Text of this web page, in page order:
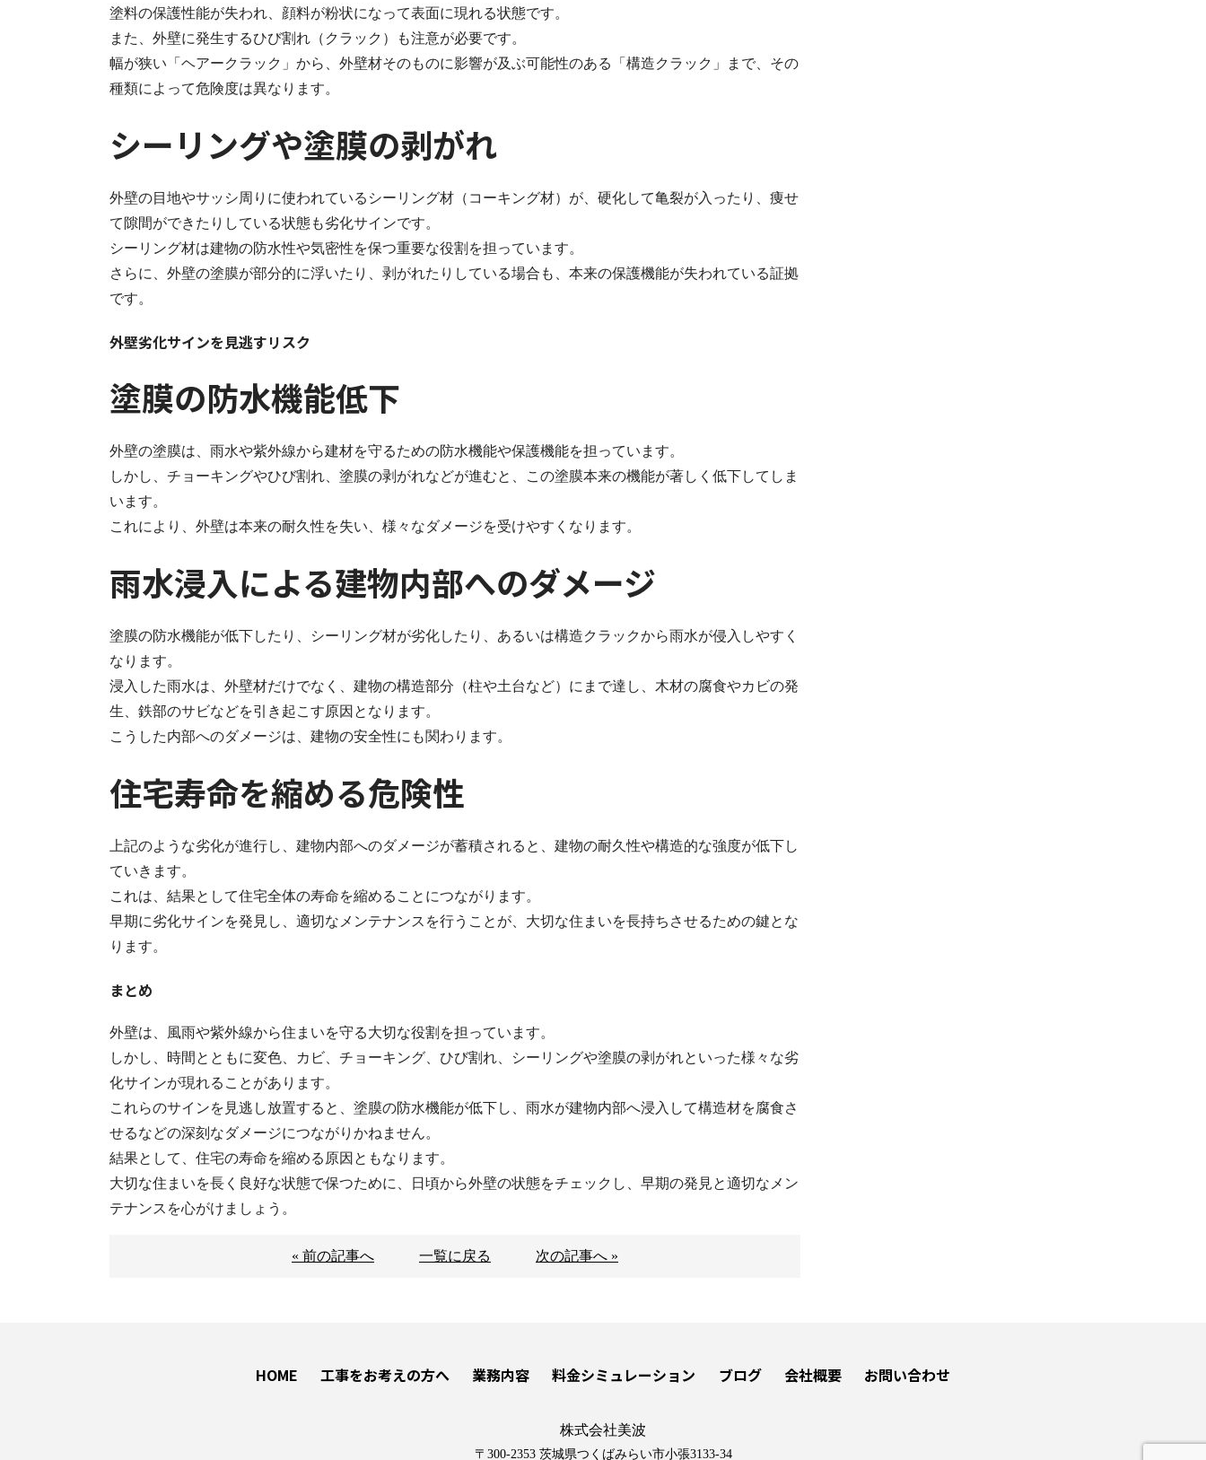
塗料の保護性能が失われ、顔料が粉状になって表面に現れる状態です。
また、外壁に発生するひび割れ（クラック）も注意が必要です。
幅が狭い「ヘアークラック」から、外壁材そのものに影響が及ぶ可能性のある「構造クラック」まで、その
種類によって危険度は異なります。
シーリングや塗膜の剥がれ
外壁の目地やサッシ周りに使われているシーリング材（コーキング材）が、硬化して亀裂が入ったり、痩せ
て隙間ができたりしている状態も劣化サインです。
シーリング材は建物の防水性や気密性を保つ重要な役割を担っています。
さらに、外壁の塗膜が部分的に浮いたり、剥がれたりしている場合も、本来の保護機能が失われている証拠
です。
外壁劣化サインを見逃すリスク
塗膜の防水機能低下
外壁の塗膜は、雨水や紫外線から建材を守るための防水機能や保護機能を担っています。
しかし、チョーキングやひび割れ、塗膜の剥がれなどが進むと、この塗膜本来の機能が著しく低下してしま
います。
これにより、外壁は本来の耐久性を失い、様々なダメージを受けやすくなります。
雨水浸入による建物内部へのダメージ
塗膜の防水機能が低下したり、シーリング材が劣化したり、あるいは構造クラックから雨水が侵入しやすく
なります。
浸入した雨水は、外壁材だけでなく、建物の構造部分（柱や土台など）にまで達し、木材の腐食やカビの発
生、鉄部のサビなどを引き起こす原因となります。
こうした内部へのダメージは、建物の安全性にも関わります。
住宅寿命を縮める危険性
上記のような劣化が進行し、建物内部へのダメージが蓄積されると、建物の耐久性や構造的な強度が低下し
ていきます。
これは、結果として住宅全体の寿命を縮めることにつながります。
早期に劣化サインを発見し、適切なメンテナンスを行うことが、大切な住まいを長持ちさせるための鍵とな
ります。
まとめ
外壁は、風雨や紫外線から住まいを守る大切な役割を担っています。
しかし、時間とともに変色、カビ、チョーキング、ひび割れ、シーリングや塗膜の剥がれといった様々な劣
化サインが現れることがあります。
これらのサインを見逃し放置すると、塗膜の防水機能が低下し、雨水が建物内部へ浸入して構造材を腐食さ
せるなどの深刻なダメージにつながりかねません。
結果として、住宅の寿命を縮める原因ともなります。
大切な住まいを長く良好な状態で保つために、日頃から外壁の状態をチェックし、早期の発見と適切なメン
テナンスを心がけましょう。
« 前の記事へ 一覧に戻る 次の記事へ »
HOME 工事をお考えの方へ 業務内容 料金シミュレーション ブログ 会社概要 お問い合わせ
株式会社美波
〒300-2353 茨城県つくばみらい市小張3133-34